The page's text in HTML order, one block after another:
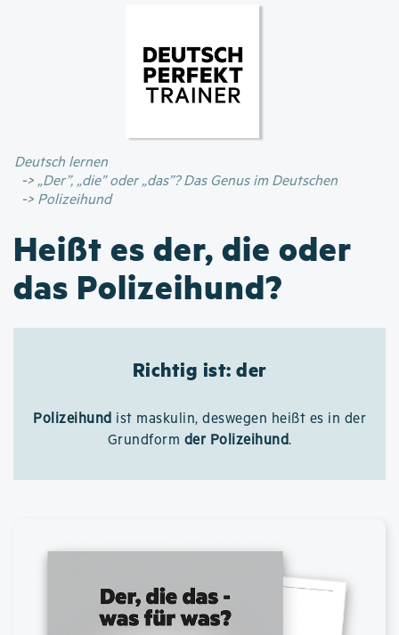
Inhalt
Deutsch lernen
„Der”, „die” oder „das”? Das Genus im Deutschen
Polizeihund
Heißt es der, die oder
das Polizeihund?
Richtig ist: der
Polizeihund ist maskulin, deswegen heißt es in der
Grundform der Polizeihund.